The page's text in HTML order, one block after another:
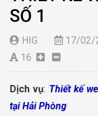
SỐ 1
HIG 17/02/
16
Dịch vụ: Thiết kế
tại Hải Phòng